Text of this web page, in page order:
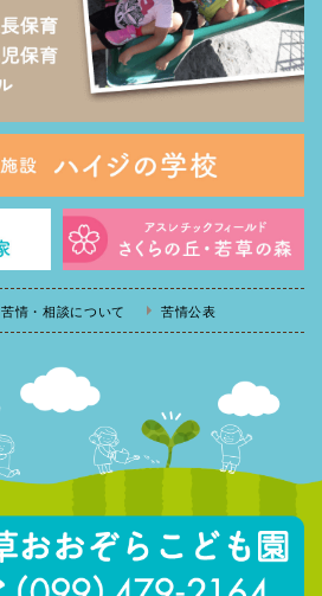
苦情・相談について 苦情公表